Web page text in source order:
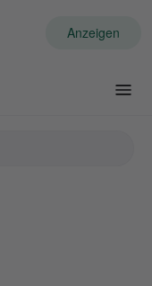
Anzeigen